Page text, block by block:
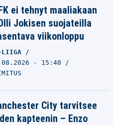
ei tehnyt maaliakaan
Jokisen suojateilla
viikonloppu
LIIGA
- 15:40
City tarvitsee
kapteenin – Enzo